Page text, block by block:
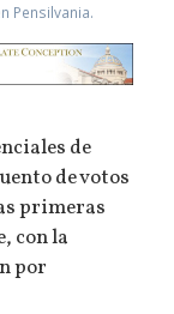
Pensilvania.
de
de votos
primeras
con la
por